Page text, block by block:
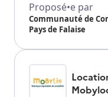
Proposé•e par
Communauté de
Pays de Falaise